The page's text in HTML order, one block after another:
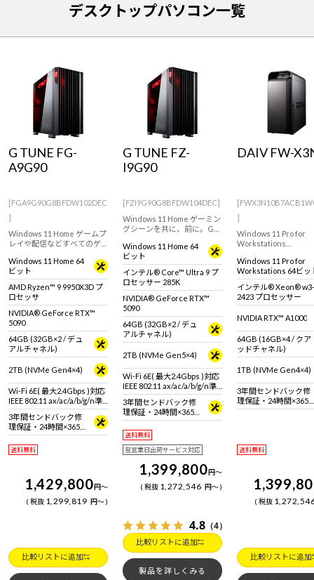
デスクトップパソコン一覧
G TUNE FG-
A9G90
[FGA9G90G8BFDW102DEC
]
Windows 11 Home ゲームプ
レイや配信などすべてのゲ
ハイエンドゲーミングPC。
GeForce RTX 5090 / 32GB &
AMD Ryzen 9 9950X3D 搭
載。
Windows 11 Home 64
ビット
AMD Ryzen™ 9 9950X3D プ
ロセッサ
NVIDIA® GeForce RTX™
5090
64GB (32GB×2 / デュ
アルチャネル)
2TB (NVMe Gen4×4)
Wi-Fi 6E( 最大2.4Gbps )対応
IEEE 802.11 ax/ac/a/b/g/n準
拠 ＋ Bluetooth 5内蔵
3年間センドバック修
理保証・24時間×365
日電話サポート
送料無料
1,429,800円～
税抜 1,299,819 円～
比較リストに追加
G TUNE FZ-
I9G90
[FZI9G90G8BFDW104DEC]
Windows 11 Home ゲーミン
グシーンを共に、前に。G
グPC！GeForce RTX 5090 &
インテル Core Ultra 9 プロ
セッサー 285K 搭載。※モニ
タ・マウス・キーボードは
別売りです。
Windows 11 Home 64
ビット
インテル® Core™ Ultra 9 プ
ロセッサー 285K
NVIDIA® GeForce RTX™
5090
64GB (32GB×2 / デュ
アルチャネル)
2TB (NVMe Gen5×4)
Wi-Fi 6E( 最大2.4Gbps )対応
IEEE 802.11 ax/ac/a/b/g/n準
拠 ＋ Bluetooth 5内蔵
3年間センドバック修
理保証・24時間×365
日電話サポート
送料無料
翌営業日出荷サービス対応
1,399,800円～
税抜 1,272,546 円～
4.8 （4）
比較リストに追加
製品を詳しくみる
DAIV FW-
]
Windows 11 Pro for
Workstations
搭載、3DCGやCAD
モデリングにおすす
リエイター向けワー
ーション。
Windows 11 Pro for
Workstations 64ビッ
(DSP)
インテル® Xeon® w3-
2423 プロセッサー
NVIDIA RTX™ A1000
64GB (16GB×4 / クア
ッドチャネル)
1TB (NVMe Gen4×4)
3年間センドバック修
理保証・24時間×365
日電話サポート
送料無料
税抜
比較リストに追加